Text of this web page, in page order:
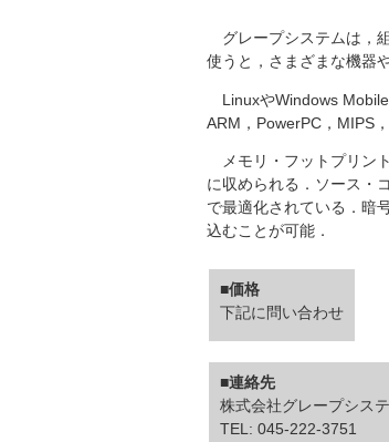
グレープシステムは，
使うと，さまざまな機器
LinuxやWindows Mobile
ARM，PowerPC，MIPS
メモリ・フットプリン
に収められる．ソース・
で最適化されている．暗
込むことが可能．
■価格
下記に問い合わせ
■連絡先
株式会社グレープシス
TEL: 045-222-3751